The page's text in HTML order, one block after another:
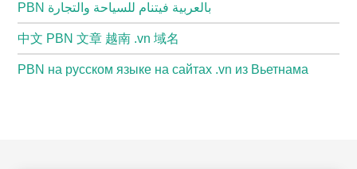
PBN بالعربية فيتنام للسياحة والتجارة
中文 PBN 文章 越南 .vn 域名
PBN на русском языке на сайтах .vn из Вьетнама